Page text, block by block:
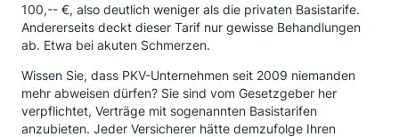
100,-- €, also deutlich weniger als die privaten Basistarife.
Andererseits deckt dieser Tarif nur gewisse Behandlungen
ab. Etwa bei akuten Schmerzen.
Wissen Sie, dass PKV-Unternehmen seit 2009 niemanden
mehr abweisen dürfen? Sie sind vom Gesetzgeber her
verpflichtet, Verträge mit sogenannten Basistarifen
anzubieten. Jeder Versicherer hätte demzufolge Ihren